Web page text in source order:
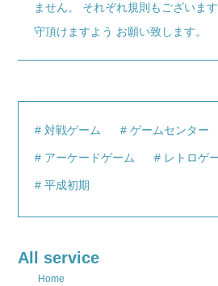
ません。 それぞれ規則もございま
守頂けますよう お願い致します。
対戦ゲーム ゲームセンター
アーケードゲーム レトロゲ
平成初期
All service
Home